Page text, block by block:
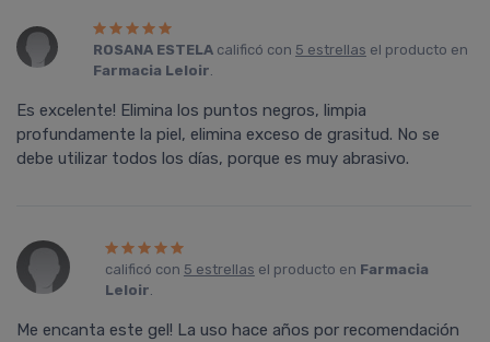
ROSANA ESTELAcalificó con 5 estrellas el producto en
Farmacia Leloir.
Es excelente! Elimina los puntos negros, limpia
profundamente la piel, elimina exceso de grasitud. No se
debe utilizar todos los días, porque es muy abrasivo.
calificó con 5 estrellas el producto en Farmacia
Leloir.
Me encanta este gel! La uso hace años por recomendación